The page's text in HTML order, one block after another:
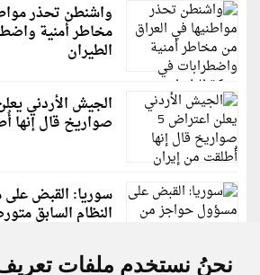
نحنُ نستخدم ملفات
واشنطن تحذر
مخاطر أمنية
الطيران
صواريخ قال إنها
سوريا: القبض
النظام السابق